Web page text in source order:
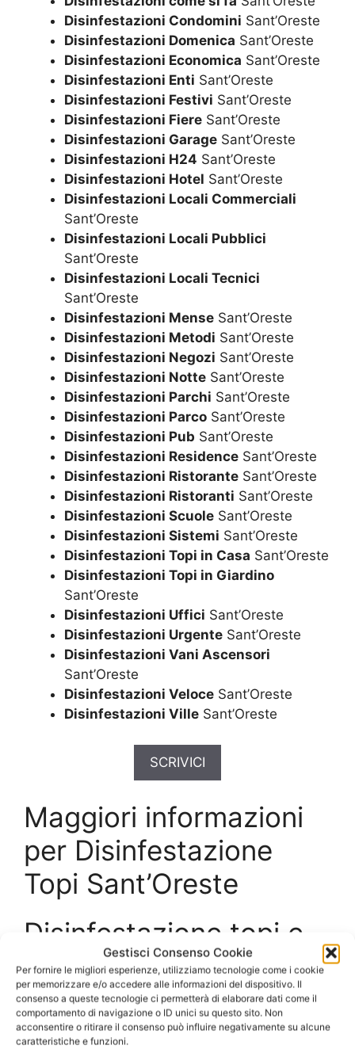
Gestisci Consenso Cookie
Per fornire le migliori esperienze, utilizziamo tecnologie come i cookie
per memorizzare e/o accedere alle informazioni del dispositivo. Il
consenso a queste tecnologie ci permetterà di elaborare dati come il
comportamento di navigazione o ID unici su questo sito. Non
acconsentire o ritirare il consenso può influire negativamente su alcune
caratteristiche e funzioni.
Disinfestazioni Condomini Sant’Oreste
Disinfestazioni Domenica Sant’Oreste
Disinfestazioni Economica Sant’Oreste
Disinfestazioni Enti Sant’Oreste
Disinfestazioni Festivi Sant’Oreste
Disinfestazioni Fiere Sant’Oreste
Disinfestazioni Garage Sant’Oreste
Disinfestazioni H24 Sant’Oreste
Disinfestazioni Hotel Sant’Oreste
Disinfestazioni Locali Commerciali
Sant’Oreste
Disinfestazioni Locali Pubblici
Sant’Oreste
Disinfestazioni Locali Tecnici
Sant’Oreste
Disinfestazioni Mense Sant’Oreste
Disinfestazioni Metodi Sant’Oreste
Disinfestazioni Negozi Sant’Oreste
Disinfestazioni Notte Sant’Oreste
Disinfestazioni Parchi Sant’Oreste
Disinfestazioni Parco Sant’Oreste
Disinfestazioni Pub Sant’Oreste
Disinfestazioni Residence Sant’Oreste
Disinfestazioni Ristorante Sant’Oreste
Disinfestazioni Ristoranti Sant’Oreste
Disinfestazioni Scuole Sant’Oreste
Disinfestazioni Sistemi Sant’Oreste
Disinfestazioni Topi in Casa Sant’Oreste
Disinfestazioni Topi in Giardino
Sant’Oreste
Disinfestazioni Uffici Sant’Oreste
Disinfestazioni Urgente Sant’Oreste
Disinfestazioni Vani Ascensori
Sant’Oreste
Disinfestazioni Veloce Sant’Oreste
Disinfestazioni Ville Sant’Oreste
SCRIVICI
Maggiori informazioni
per Disinfestazione
Topi Sant’Oreste
Disinfestazione topi e
ratti da ambienti
residenziali e aziende
Topi e ratti infestano facilmente le strutture